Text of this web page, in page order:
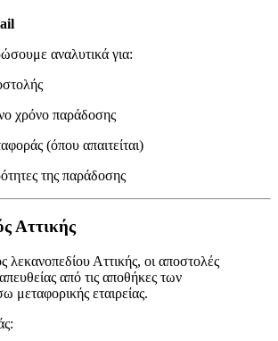
αναλυτικά για:
χρόνο παράδοσης
(όπου απαιτείται)
της παράδοσης
Αττικής
λεκανοπεδίου Αττικής, οι αποστολές
από τις αποθήκες των
μεταφορικής εταιρείας.